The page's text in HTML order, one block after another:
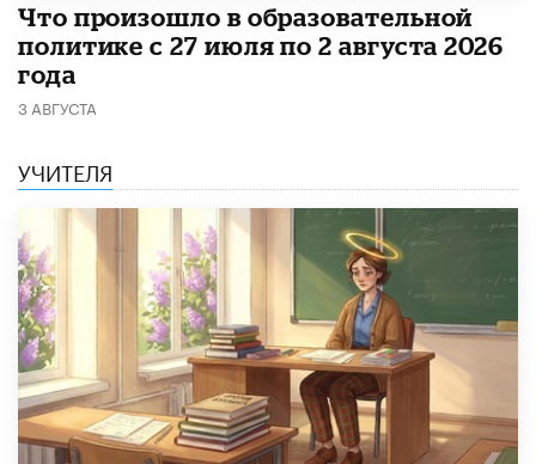
​Что произошло в образовательной
политике с 27 июля по 2 августа 2026
года
3 АВГУСТА
УЧИТЕЛЯ